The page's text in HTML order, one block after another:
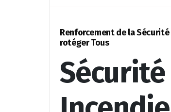
Renforcement de la
rotéger Tous